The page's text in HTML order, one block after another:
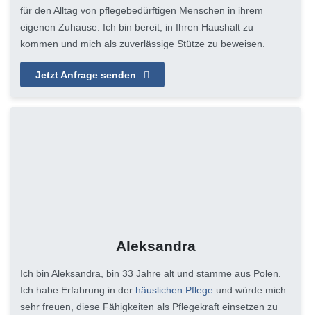
für den Alltag von pflegebedürftigen Menschen in ihrem
eigenen Zuhause. Ich bin bereit, in Ihren Haushalt zu
kommen und mich als zuverlässige Stütze zu beweisen.
Jetzt Anfrage senden
Aleksandra
Ich bin Aleksandra, bin 33 Jahre alt und stamme aus Polen.
Ich habe Erfahrung in der häuslichen Pflege und würde mich
sehr freuen, diese Fähigkeiten als Pflegekraft einsetzen zu